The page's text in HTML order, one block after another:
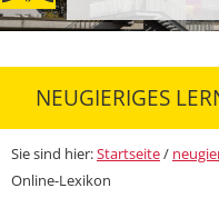
NEUGIERIGES
Sie sind hier:Startseite/
Online-Lexikon